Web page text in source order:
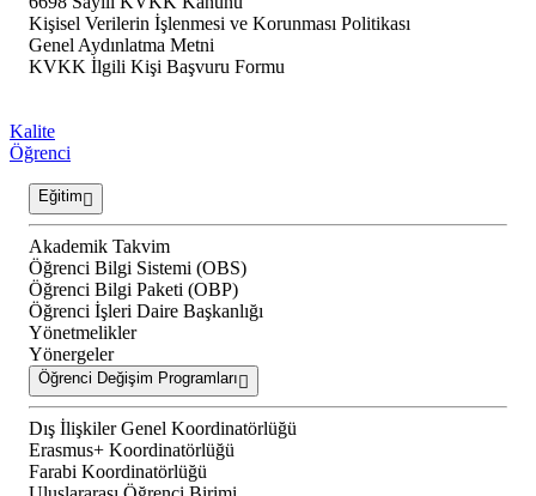
Kişisel Verilerin İşlenmesi ve Korunması Politikası
Genel Aydınlatma Metni
KVKK İlgili Kişi Başvuru Formu
Kalite
Öğrenci
Eğitim
Akademik Takvim
Öğrenci Bilgi Sistemi (OBS)
Öğrenci Bilgi Paketi (OBP)
Öğrenci İşleri Daire Başkanlığı
Yönetmelikler
Yönergeler
Öğrenci Değişim Programları
Dış İlişkiler Genel Koordinatörlüğü
Erasmus+ Koordinatörlüğü
Farabi Koordinatörlüğü